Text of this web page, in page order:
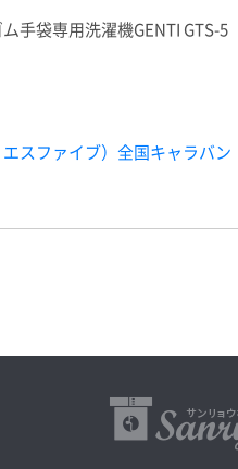
ム手袋専用洗濯機GENTI GTS-5
エスファイブ）全国キャラバン